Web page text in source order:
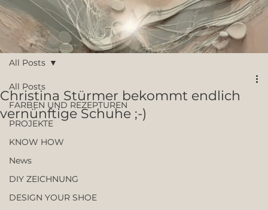
All Posts
FARBEN UND REZEPTUREN
PROJEKTE
KNOW HOW
News
DIY ZEICHNUNG
DESIGN YOUR SHOE
All Posts
Christina Stürmer bekommt endlich
vernünftige Schuhe ;-)